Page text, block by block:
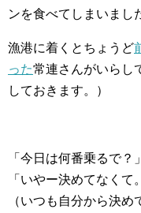
ンを食べてしまいまし
漁港に着くとちょうど
った常連さんがいらし
しておきます。）
「今日は何番乗るで？」
「いやー決めてなくて
（いつも自分から決